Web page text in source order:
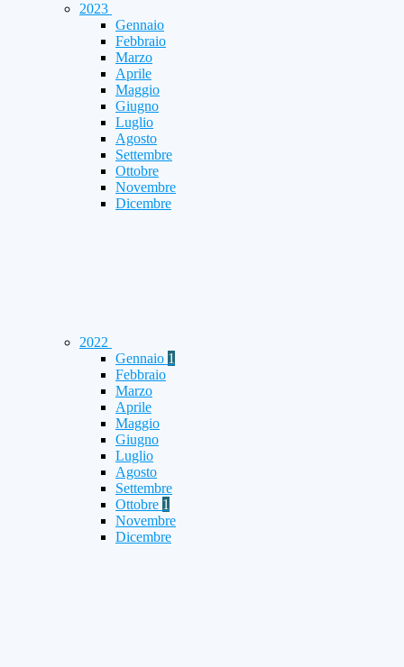
2023
Gennaio
Febbraio
Marzo
Aprile
Maggio
Giugno
Luglio
Agosto
Settembre
Ottobre
Novembre
Dicembre
2022
Gennaio 1
Febbraio
Marzo
Aprile
Maggio
Giugno
Luglio
Agosto
Settembre
Ottobre 1
Novembre
Dicembre